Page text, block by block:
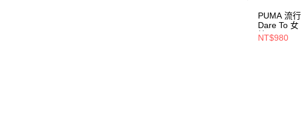
PUMA 流
Dare To 女
恤
NT$980